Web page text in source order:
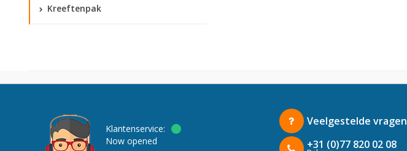
Kreeftenpak
Klantenservice:
Now opened
Veelgestelde vragen
+31 (0)77 820 02 08